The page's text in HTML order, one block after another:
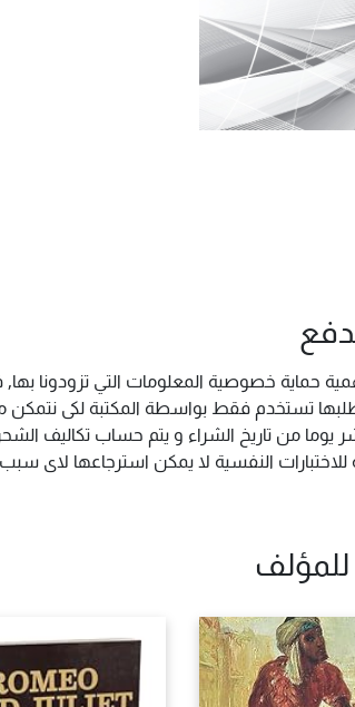
حماية خصوصية المعلومات التي تزودونا
تستخدم فقط بواسطة المكتبة لكى نتمكن
يوما من تاريخ الشراء و يتم حساب تكاليف
للاختبارات النفسية لا يمكن استرجاعها